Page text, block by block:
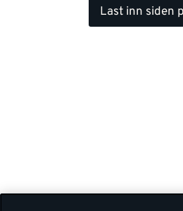
Last inn siden